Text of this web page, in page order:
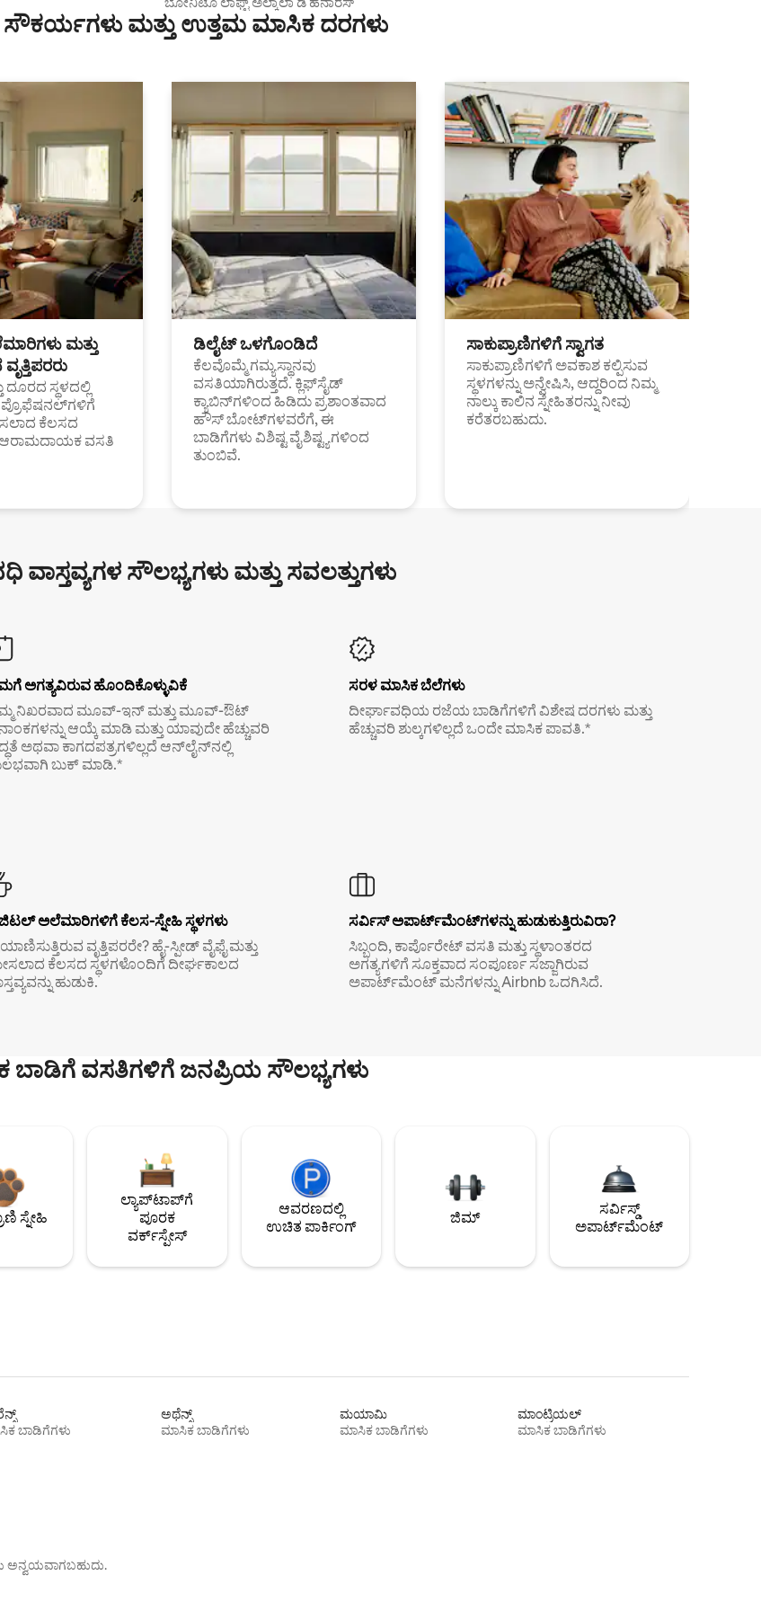
ಮತ್ತು ಉತ್ತಮ ಮಾಸಿಕ ದರಗಳು
ಮತ್ತು
ಸ್ಥಳದಲ್ಲಿ
ಕೆಲಸದ
ಆರಾಮದಾಯಕ ವಸತಿ
ಡಿಲೈಟ್ ಒಳಗೊಂಡಿದೆ
ಕೆಲವೊಮ್ಮೆ ಗಮ್ಯಸ್ಥಾನವು
ವಸತಿಯಾಗಿರುತ್ತದೆ. ಕ್ಲಿಫ್‌ಸೈಡ್
ಕ್ಯಾಬಿನ್‌ಗಳಿಂದ ಹಿಡಿದು ಪ್ರಶಾಂತವಾದ
ಹೌಸ್ ಬೋಟ್‌ಗಳವರೆಗೆ, ಈ
ಬಾಡಿಗೆಗಳು ವಿಶಿಷ್ಟ ವೈಶಿಷ್ಟ್ಯಗಳಿಂದ
ತುಂಬಿವೆ.
ಸಾಕುಪ್ರಾಣಿಗಳಿಗೆ ಸ್ವಾಗತ
ಸಾಕುಪ್ರಾಣಿಗಳಿಗೆ ಅವಕಾಶ ಕಲ್ಪಿಸುವ
ಸ್ಥಳಗಳನ್ನು ಅನ್ವೇಷಿಸಿ, ಆದ್ದರಿಂದ ನಿಮ್ಮ
ನಾಲ್ಕು ಕಾಲಿನ ಸ್ನೇಹಿತರನ್ನು ನೀವು
ಕರೆತರಬಹುದು.
ವಾಸ್ತವ್ಯಗಳ ಸೌಲಭ್ಯಗಳು ಮತ್ತು ಸವಲತ್ತುಗಳು
ಅಗತ್ಯವಿರುವ ಹೊಂದಿಕೊಳ್ಳುವಿಕೆ
ನಿಖರವಾದ ಮೂವ್-ಇನ್ ಮತ್ತು ಮೂವ್-ಔಟ್
ಆಯ್ಕೆ ಮಾಡಿ ಮತ್ತು ಯಾವುದೇ ಹೆಚ್ಚುವರಿ
ಅಥವಾ ಕಾಗದಪತ್ರಗಳಿಲ್ಲದೆ ಆನ್‌ಲೈನ್‌ನಲ್ಲಿ
ಬುಕ್ ಮಾಡಿ.*
ಸರಳ ಮಾಸಿಕ ಬೆಲೆಗಳು
ದೀರ್ಘಾವಧಿಯ ರಜೆಯ ಬಾಡಿಗೆಗಳಿಗೆ ವಿಶೇಷ ದರಗಳು ಮತ್ತು
ಹೆಚ್ಚುವರಿ ಶುಲ್ಕಗಳಿಲ್ಲದೆ ಒಂದೇ ಮಾಸಿಕ ಪಾವತಿ.*
ಅಲೆಮಾರಿಗಳಿಗೆ ಕೆಲಸ-ಸ್ನೇಹಿ ಸ್ಥಳಗಳು
ವೃತ್ತಿಪರರೇ? ಹೈ-ಸ್ಪೀಡ್ ವೈಫೈ ಮತ್ತು
ಕೆಲಸದ ಸ್ಥಳಗಳೊಂದಿಗೆ ದೀರ್ಘಕಾಲದ
ಹುಡುಕಿ.
ಸರ್ವಿಸ್ ಅಪಾರ್ಟ್‌ಮೆಂಟ್‌ಗಳನ್ನು ಹುಡುಕುತ್ತಿರುವಿರಾ?
ಸಿಬ್ಬಂದಿ, ಕಾರ್ಪೊರೇಟ್ ವಸತಿ ಮತ್ತು ಸ್ಥಳಾಂತರದ
ಅಗತ್ಯಗಳಿಗೆ ಸೂಕ್ತವಾದ ಸಂಪೂರ್ಣ ಸಜ್ಜಾಗಿರುವ
ಅಪಾರ್ಟ್‌ಮೆಂಟ್ ಮನೆಗಳನ್ನು Airbnb ಒದಗಿಸಿದೆ.
ಬಾಡಿಗೆ ವಸತಿಗಳಿಗೆ ಜನಪ್ರಿಯ ಸೌಲಭ್ಯಗಳು
ಸ್ನೇಹಿ
ಲ್ಯಾಪ್‌ಟಾಪ್‌ಗೆ
ಪೂರಕ
ವರ್ಕ್‌ಸ್ಪೇಸ್
ಆವರಣದಲ್ಲಿ
ಉಚಿತ ಪಾರ್ಕಿಂಗ್
ಜಿಮ್
ಸರ್ವಿಸ್ಡ್
ಅಪಾರ್ಟ್‌ಮೆಂಟ್
ಬಾಡಿಗೆಗಳು
ಅಥೆನ್ಸ್
ಮಾಸಿಕ ಬಾಡಿಗೆಗಳು
ಮಯಾಮಿ
ಮಾಸಿಕ ಬಾಡಿಗೆಗಳು
ಮಾಂಟ್ರಿಯಲ್
ಮಾಸಿಕ ಬಾಡಿಗೆಗಳು
ಅನ್ವಯವಾಗಬಹುದು.